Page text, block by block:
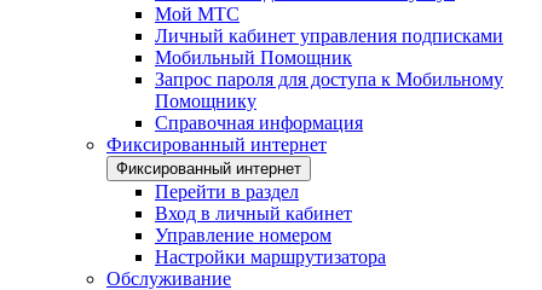
Мой МТС
Личный кабинет управления подписками
Мобильный Помощник
Запрос пароля для доступа к Мобильному
Помощнику
Справочная информация
Фиксированный интернет
Фиксированный интернет
Перейти в раздел
Вход в личный кабинет
Управление номером
Настройки маршрутизатора
Обслуживание